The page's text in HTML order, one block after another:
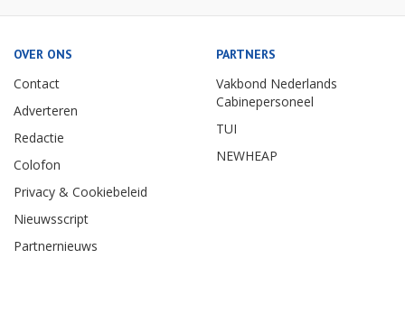
OVER ONS
Contact
Adverteren
Redactie
Colofon
Privacy & Cookiebeleid
Nieuwsscript
Partnernieuws
PARTNERS
Vakbond Nederlands
Cabinepersoneel
TUI
NEWHEAP